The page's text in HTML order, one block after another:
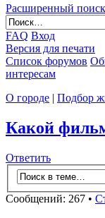
Расширенный поиск
FAQ Вход
Версия для печати
Список форумов
интересам
О городе | Подбор
Какой
Ответить
Сообщений: 267 •